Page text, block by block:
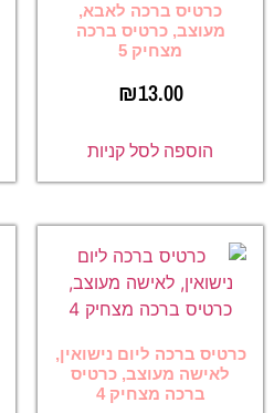
כרטיס ברכה לאבא,
מעוצב, כרטיס ברכה
מצחיק 5
₪13.00
הוספה לסל קניות
כרטיס ברכה ליום נישואין,
לאישה מעוצב, כרטיס
ברכה מצחיק 4